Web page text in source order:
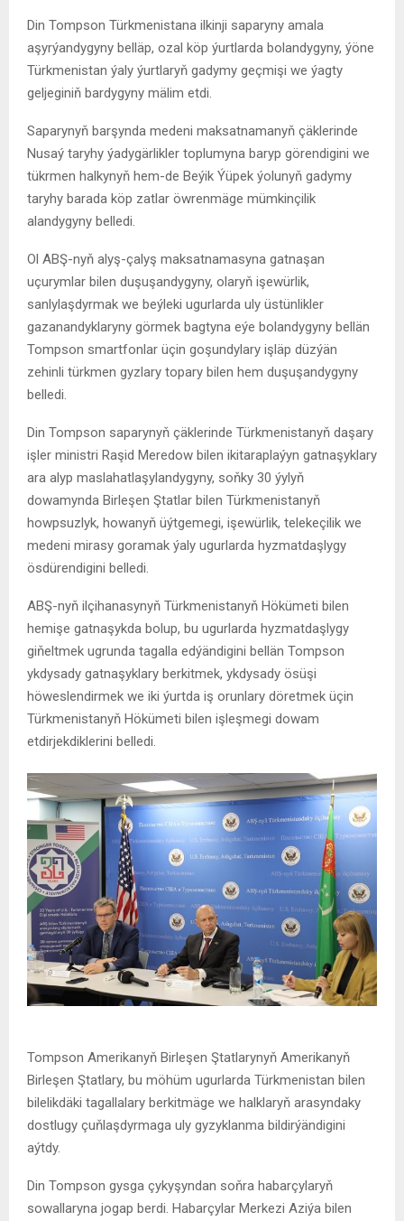
Din Tompson Türkmenistana ilkinji saparyny amala
aşyrýandygyny belläp, ozal köp ýurtlarda bolandygyny, ýöne
Türkmenistan ýaly ýurtlaryň gadymy geçmişi we ýagty
geljeginiň bardygyny mälim etdi.
Saparynyň barşynda medeni maksatnamanyň çäklerinde
Nusaý taryhy ýadygärlikler toplumyna baryp görendigini we
tükrmen halkynyň hem-de Beýik Ýüpek ýolunyň gadymy
taryhy barada köp zatlar öwrenmäge mümkinçilik
alandygyny belledi.
Ol ABŞ-nyň alyş-çalyş maksatnamasyna gatnaşan
uçurymlar bilen duşuşandygyny, olaryň işewürlik,
sanlylaşdyrmak we beýleki ugurlarda uly üstünlikler
gazanandyklaryny görmek bagtyna eýe bolandygyny bellän
Tompson smartfonlar üçin goşundylary işläp düzýän
zehinli türkmen gyzlary topary bilen hem duşuşandygyny
belledi.
Din Tompson saparynyň çäklerinde Türkmenistanyň daşary
işler ministri Raşid Meredow bilen ikitaraplaýyn gatnaşyklary
ara alyp maslahatlaşylandygyny, soňky 30 ýylyň
dowamynda Birleşen Ştatlar bilen Türkmenistanyň
howpsuzlyk, howanyň üýtgemegi, işewürlik, telekeçilik we
medeni mirasy goramak ýaly ugurlarda hyzmatdaşlygy
ösdürendigini belledi.
ABŞ-nyň ilçihanasynyň Türkmenistanyň Hökümeti bilen
hemişe gatnaşykda bolup, bu ugurlarda hyzmatdaşlygy
giňeltmek ugrunda tagalla edýändigini bellän Tompson
ykdysady gatnaşyklary berkitmek, ykdysady ösüşi
höweslendirmek we iki ýurtda iş orunlary döretmek üçin
Türkmenistanyň Hökümeti bilen işleşmegi dowam
etdirjekdiklerini belledi.
Tompson Amerikanyň Birleşen Ştatlarynyň Amerikanyň
Birleşen Ştatlary, bu möhüm ugurlarda Türkmenistan bilen
bilelikdäki tagallalary berkitmäge we halklaryň arasyndaky
dostlugy çuňlaşdyrmaga uly gyzyklanma bildirýändigini
aýtdy.
Din Tompson gysga çykyşyndan soňra habarçylaryň
sowallaryna jogap berdi. Habarçylar Merkezi Aziýa bilen